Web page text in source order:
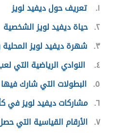
١ تعريف حول ديفيد لويز
٢ حياة ديفيد لويز الشخصية
٣ شهرة ديفيد لويزالمحلية
٤
النوادي الرياضية التي
٥
البطولات التي شارك
٦ مشاركات ديفيد لويز في
٧ الأرقام القياسية التي